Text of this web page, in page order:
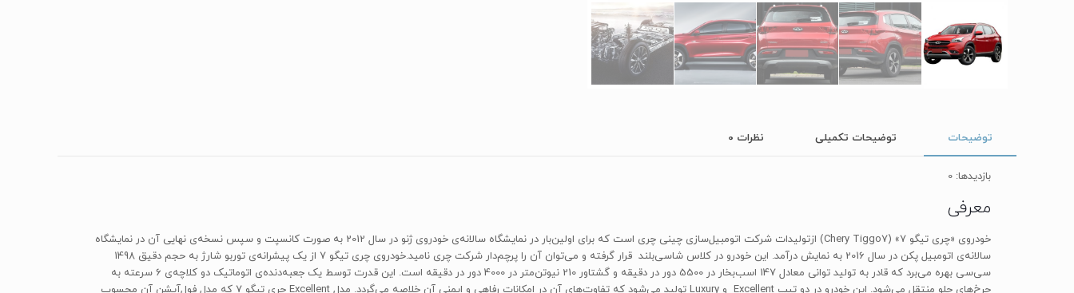
توضیحات توضیحات تکمیلی نظرات 0
بازدیدها: 0
معرفی
خودروی «چری تیگو 7» (Chery Tiggo7) ازتولیدات شرکت اتومبیل‌سازی چینی چری است که برای اولین‌بار در نمایشگاه سالانه‌ی خودروی ژنو در سال 2012 به صورت کانسپت و سپس نسخه‌ی نهایی آن در نمایشگاه
سالانه‌ی اتومبیل پکن در سال 2016 به نمایش درآمد. این خودرو در کلاس شاسی‌بلند قرار گرفته و می‌توان آن را پرچم‌دار شرکت چری نامید.خودروی چری تیگو 7 از یک پیشرانه‌ی توربو شارژ به حجم دقیق 1498
سی‌سی بهره می‌برد که قادر به تولید توانی معادل 147 اسب‌بخار در 5500 دور در دقیقه و گشتاور 210 نیوتن‌متر در 4000 دور در دقیقه است. این قدرت توسط یک جعبه‌دنده‌ی اتوماتیک دو کلاچه‌ی 6 سرعته به
چرخ‌های جلو منتقل می‌شود. این خودرو در دو تیپ Excellent و Luxury تولید می‌شود که تفاوت‌های آن در امکانات رفاهی و ایمنی آن خلاصه می‌گردد. مدل Excellent چری تیگو 7 که مدل فول‌آپشن آن محسوب